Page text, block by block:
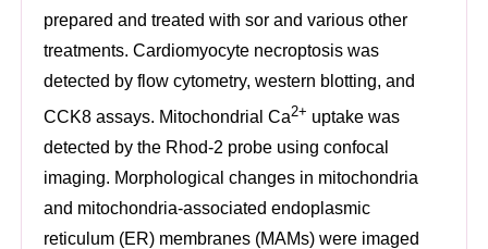
prepared and treated with sor and various other
treatments. Cardiomyocyte necroptosis was
detected by flow cytometry, western blotting, and
CCK8 assays. Mitochondrial Ca2+ uptake was
detected by the Rhod-2 probe using confocal
imaging. Morphological changes in mitochondria
and mitochondria-associated endoplasmic
reticulum (ER) membranes (MAMs) were imaged